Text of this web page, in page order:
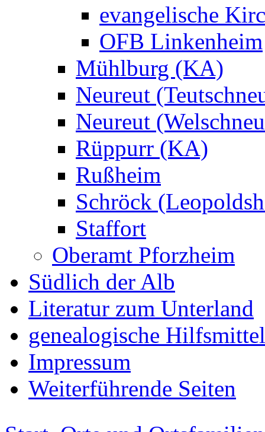
evangelische
OFB Linkenheim
Mühlburg (KA)
Neureut
Neureut
Rüppurr (KA)
Rußheim
Schröck
Staffort
Oberamt Pforzheim
Südlich der Alb
Literatur zum Unterland
genealogische Hilfsmittel
Impressum
Weiterführende Seiten